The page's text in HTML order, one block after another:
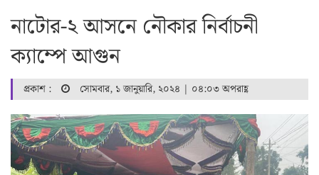
নাটোর-২ আসনে নৌকার নির্বাচনী
ক্যাম্পে আগুন
প্রকাশ : সোমবার, ১ জানুয়ারি, ২০২৪ | ০৪:০৩ অপরাহ্ণ